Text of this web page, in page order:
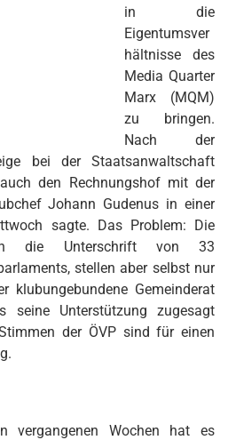
in die
Eigentumsver
hältnisse des
Media Quarter
Marx (MQM)
zu bringen.
Nach der
bei der Staatsanwaltschaft
den Rechnungshof mit der
Johann Gudenus in einer
sagte. Das Problem: Die
die Unterschrift von 33
stellen aber selbst nur
klubungebundene Gemeinderat
seine Unterstützung zugesagt
der ÖVP sind für einen
vergangenen Wochen hat es